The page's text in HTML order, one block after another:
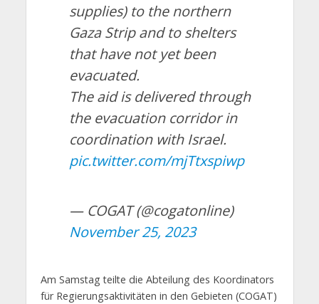
supplies) to the northern
Gaza Strip and to shelters
that have not yet been
evacuated.
The aid is delivered through
the evacuation corridor in
coordination with Israel.
pic.twitter.com/mjTtxspiwp
— COGAT (@cogatonline)
November 25, 2023
Am Samstag teilte die Abteilung des Koordinators
für Regierungsaktivitäten in den Gebieten (COGAT)